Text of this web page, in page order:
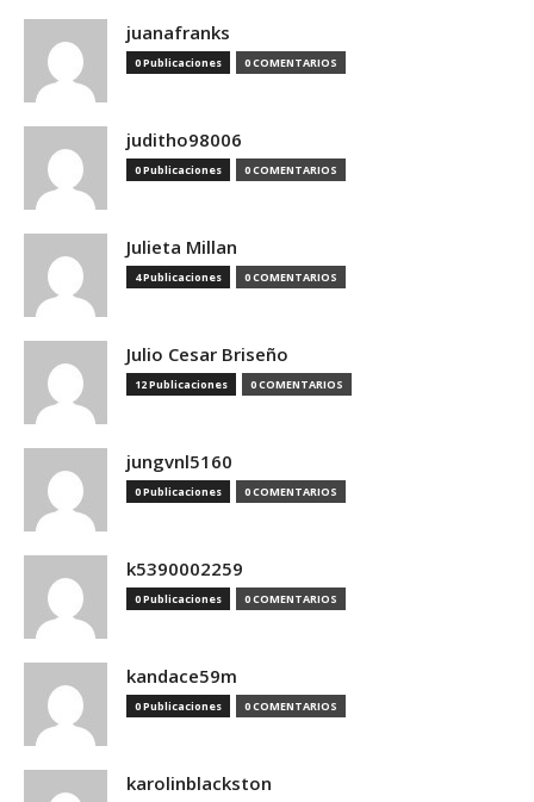
juanafranks
0 Publicaciones 0 COMENTARIOS
juditho98006
0 Publicaciones 0 COMENTARIOS
Julieta Millan
4 Publicaciones 0 COMENTARIOS
Julio Cesar Briseño
12 Publicaciones 0 COMENTARIOS
jungvnl5160
0 Publicaciones 0 COMENTARIOS
k5390002259
0 Publicaciones 0 COMENTARIOS
kandace59m
0 Publicaciones 0 COMENTARIOS
karolinblackston